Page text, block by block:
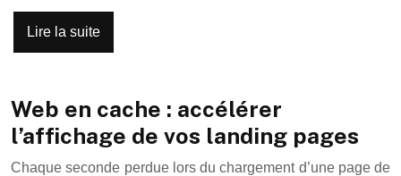
Lire la suite
Web en cache : accélérer
l’affichage de vos landing pages
Chaque seconde perdue lors du chargement d’une page de